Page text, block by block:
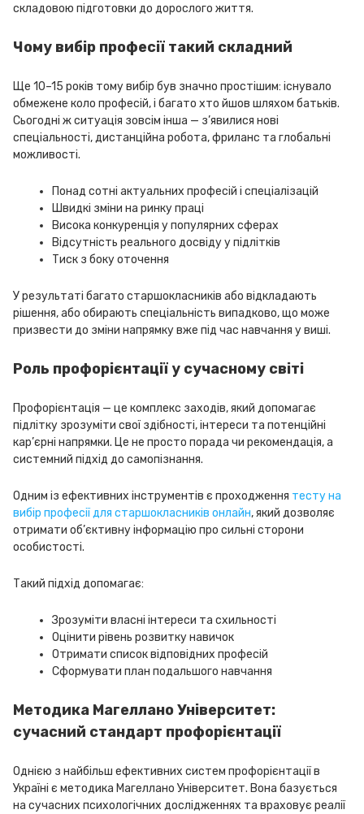
складовою підготовки до дорослого життя.
Чому вибір професії такий складний
Ще 10–15 років тому вибір був значно простішим: існувало
обмежене коло професій, і багато хто йшов шляхом батьків.
Сьогодні ж ситуація зовсім інша — з’явилися нові
спеціальності, дистанційна робота, фриланс та глобальні
можливості.
Понад сотні актуальних професій і спеціалізацій
Швидкі зміни на ринку праці
Висока конкуренція у популярних сферах
Відсутність реального досвіду у підлітків
Тиск з боку оточення
У результаті багато старшокласників або відкладають
рішення, або обирають спеціальність випадково, що може
призвести до зміни напрямку вже під час навчання у виші.
Роль профорієнтації у сучасному світі
Профорієнтація — це комплекс заходів, який допомагає
підлітку зрозуміти свої здібності, інтереси та потенційні
кар’єрні напрямки. Це не просто порада чи рекомендація, а
системний підхід до самопізнання.
Одним із ефективних інструментів є проходження тесту на
вибір професії для старшокласників онлайн, який дозволяє
отримати об’єктивну інформацію про сильні сторони
особистості.
Такий підхід допомагає:
Зрозуміти власні інтереси та схильності
Оцінити рівень розвитку навичок
Отримати список відповідних професій
Сформувати план подальшого навчання
Методика Магеллано Університет:
сучасний стандарт профорієнтації
Однією з найбільш ефективних систем профорієнтації в
Україні є методика Магеллано Університет. Вона базується
на сучасних психологічних дослідженнях та враховує реалії